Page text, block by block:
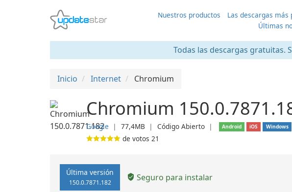
Nuestros productos Las descargas más
Últimas
Todas las descargas gratuitas.
Inicio Internet Chromium
Chromium
Google ❘ 77,4MB ❘ Código Abierto ❘ Android iOS Windows
de votos 21
Última versión
150.0.7871.182 Seguro para instalar